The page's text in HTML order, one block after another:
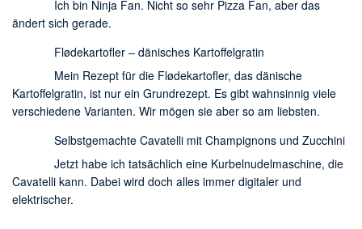
Ich bin Ninja Fan. Nicht so sehr Pizza Fan, aber das
ändert sich gerade.
Flødekartofler – dänisches Kartoffelgratin
Mein Rezept für die Flødekartofler, das dänische
Kartoffelgratin, ist nur ein Grundrezept. Es gibt wahnsinnig viele
verschiedene Varianten. Wir mögen sie aber so am liebsten.
Selbstgemachte Cavatelli mit Champignons und Zucchini
Jetzt habe ich tatsächlich eine Kurbelnudelmaschine, die
Cavatelli kann. Dabei wird doch alles immer digitaler und
elektrischer.